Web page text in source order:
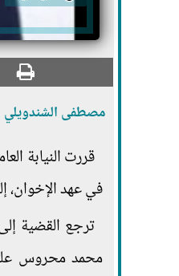
مصطفى الشندويلي
قررت النيابة
في عهد الإخوان،
محمد محروس علي